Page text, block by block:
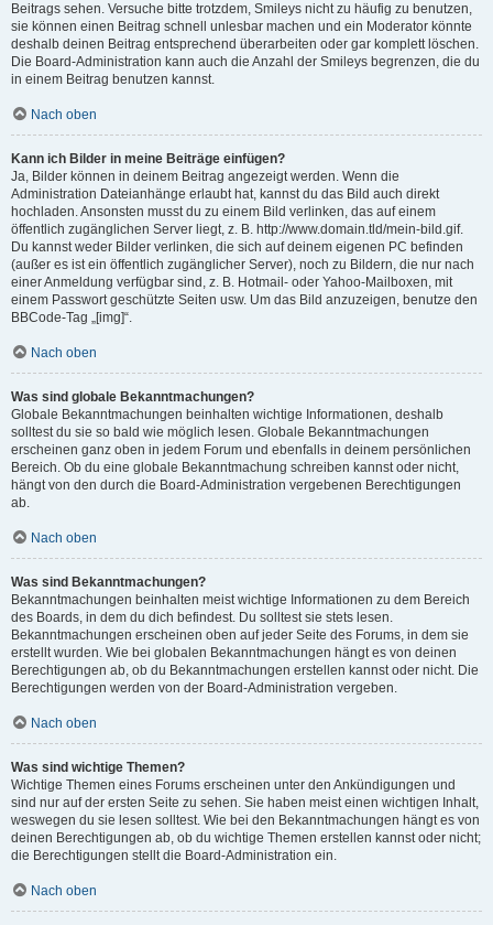
Beitrags sehen. Versuche bitte trotzdem, Smileys nicht zu häufig zu benutzen,
sie können einen Beitrag schnell unlesbar machen und ein Moderator könnte
deshalb deinen Beitrag entsprechend überarbeiten oder gar komplett löschen.
Die Board-Administration kann auch die Anzahl der Smileys begrenzen, die du
in einem Beitrag benutzen kannst.
Nach oben
Kann ich Bilder in meine Beiträge einfügen?
Ja, Bilder können in deinem Beitrag angezeigt werden. Wenn die
Administration Dateianhänge erlaubt hat, kannst du das Bild auch direkt
hochladen. Ansonsten musst du zu einem Bild verlinken, das auf einem
öffentlich zugänglichen Server liegt, z. B. http://www.domain.tld/mein-bild.gif.
Du kannst weder Bilder verlinken, die sich auf deinem eigenen PC befinden
(außer es ist ein öffentlich zugänglicher Server), noch zu Bildern, die nur nach
einer Anmeldung verfügbar sind, z. B. Hotmail- oder Yahoo-Mailboxen, mit
einem Passwort geschützte Seiten usw. Um das Bild anzuzeigen, benutze den
BBCode-Tag „[img]“.
Nach oben
Was sind globale Bekanntmachungen?
Globale Bekanntmachungen beinhalten wichtige Informationen, deshalb
solltest du sie so bald wie möglich lesen. Globale Bekanntmachungen
erscheinen ganz oben in jedem Forum und ebenfalls in deinem persönlichen
Bereich. Ob du eine globale Bekanntmachung schreiben kannst oder nicht,
hängt von den durch die Board-Administration vergebenen Berechtigungen
ab.
Nach oben
Was sind Bekanntmachungen?
Bekanntmachungen beinhalten meist wichtige Informationen zu dem Bereich
des Boards, in dem du dich befindest. Du solltest sie stets lesen.
Bekanntmachungen erscheinen oben auf jeder Seite des Forums, in dem sie
erstellt wurden. Wie bei globalen Bekanntmachungen hängt es von deinen
Berechtigungen ab, ob du Bekanntmachungen erstellen kannst oder nicht. Die
Berechtigungen werden von der Board-Administration vergeben.
Nach oben
Was sind wichtige Themen?
Wichtige Themen eines Forums erscheinen unter den Ankündigungen und
sind nur auf der ersten Seite zu sehen. Sie haben meist einen wichtigen Inhalt,
weswegen du sie lesen solltest. Wie bei den Bekanntmachungen hängt es von
deinen Berechtigungen ab, ob du wichtige Themen erstellen kannst oder nicht;
die Berechtigungen stellt die Board-Administration ein.
Nach oben